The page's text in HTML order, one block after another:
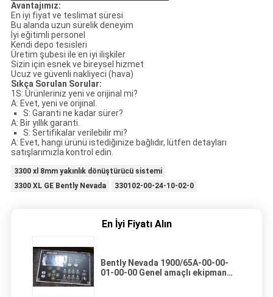
Avantajımız:
En iyi fiyat ve teslimat süresi
Bu alanda uzun sürelik deneyim
İyi eğitimli personel
Kendi depo tesisleri
Üretim şubesi ile en iyi ilişkiler
Sizin için esnek ve bireysel hizmet
Ucuz ve güvenli nakliyeci (hava)
Sıkça Sorulan Sorular:
1S: Ürünleriniz yeni ve orijinal mi?
A: Evet, yeni ve orijinal.
S: Garanti ne kadar sürer?
A: Bir yıllık garanti.
S: Sertifikalar verilebilir mi?
A: Evet, hangi ürünü istediğinize bağlıdır, lütfen detayları
satışlarımızla kontrol edin.
3300 xl 8mm yakınlık dönüştürücü sistemi
3300 XL GE Bently Nevada
330102-00-24-10-02-0
En İyi Fiyatı Alın
Bently Nevada 1900/65A-00-00-
01-00-00 Genel amaçlı ekipman